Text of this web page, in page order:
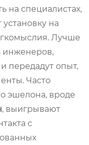
на специалистах,
на
Лучше
инженеров,
передадут опыт,
Часто
эшелона, вроде
, выигрывают
с